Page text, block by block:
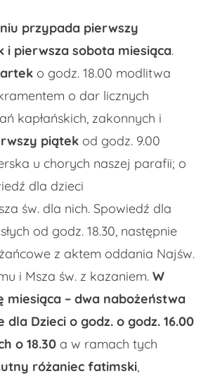
przypada pierwszy
i pierwsza sobota miesiąca.
o godz. 18.00 modlitwa
o dar licznych
kapłańskich, zakonnych i
piątek od godz. 9.00
u chorych naszej parafii; o
dla dzieci
św. dla nich. Spowiedź dla
od godz. 18.30, następnie
z aktem oddania Najśw.
i Msza św. z kazaniem. W
miesiąca – dwa nabożeństwa
dla Dzieci o godz. o godz. 16.00
o 18.30 a w ramach tych
różaniec fatimski,